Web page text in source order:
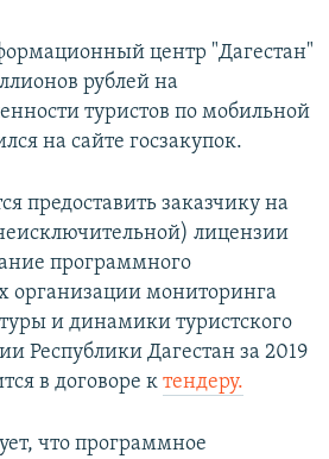
центр "Дагестан"
рублей на
туристов по мобильной
на сайте госзакупок.
предоставить заказчику на
лицензии
программного
организации мониторинга
и динамики туристского
Республики Дагестан за 2019
в договоре к тендеру.
что программное